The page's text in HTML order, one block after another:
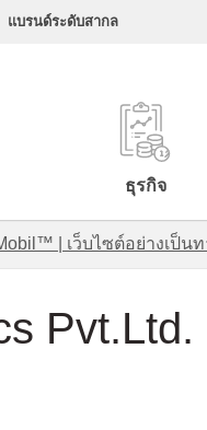
แบรนด์ระดับสากล
ธุรกิจ
| เว็บไซต์อย่างเป็นท
Pvt.Ltd.